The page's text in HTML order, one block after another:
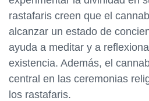
rastafaris creen que el
alcanzar un estado de
ayuda a meditar y a
existencia. Además, el
central en las ceremonias
los rastafaris.